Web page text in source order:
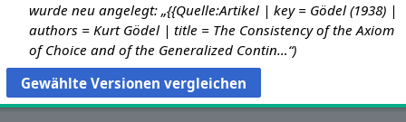
1
e
B
e
a
r
b
0
i
n
e
B
e
a
wurde neu angelegt: „{{Quelle:Artikel | key = Gödel (1938) |
authors = Kurt Gödel | title = The Consistency of the Axiom
of Choice and of the Generalized Contin…“